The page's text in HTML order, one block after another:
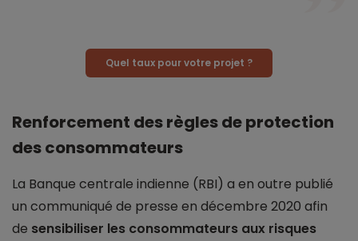
Quel taux pour votre projet ?
Renforcement des règles de protection
des consommateurs
La Banque centrale indienne (RBI) a en outre publié
un communiqué de presse en décembre 2020 afin
de sensibiliser les consommateurs aux risques